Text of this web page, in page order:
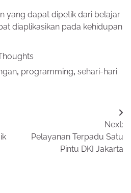
yang dapat dipetik dari belajar
diaplikasikan pada kehidupan
, programming, sehari-hari
Next:
Pelayanan Terpadu Satu
Pintu DKI Jakarta